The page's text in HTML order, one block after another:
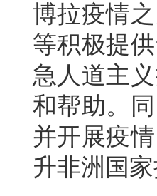
博拉疫情
等积极提
急人道主
和帮助。
并开展疫
升非洲国